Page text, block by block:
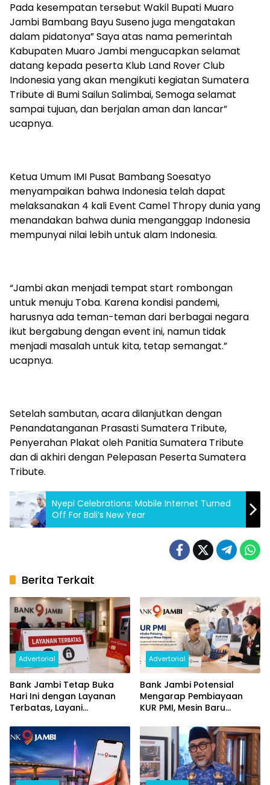
Pada kesempatan tersebut Wakil Bupati Muaro
Jambi Bambang Bayu Suseno juga mengatakan
dalam pidatonya” Saya atas nama pemerintah
Kabupaten Muaro Jambi mengucapkan selamat
datang kepada peserta Klub Land Rover Club
Indonesia yang akan mengikuti kegiatan Sumatera
Tribute di Bumi Sailun Salimbai, Semoga selamat
sampai tujuan, dan berjalan aman dan lancar”
ucapnya.
Ketua Umum IMI Pusat Bambang Soesatyo
menyampaikan bahwa Indonesia telah dapat
melaksanakan 4 kali Event Camel Thropy dunia yang
menandakan bahwa dunia menganggap Indonesia
mempunyai nilai lebih untuk alam Indonesia.
“Jambi akan menjadi tempat start rombongan
untuk menuju Toba. Karena kondisi pandemi,
harusnya ada teman-teman dari berbagai negara
ikut bergabung dengan event ini, namun tidak
menjadi masalah untuk kita, tetap semangat.”
ucapnya.
Setelah sambutan, acara dilanjutkan dengan
Penandatanganan Prasasti Sumatera Tribute,
Penyerahan Plakat oleh Panitia Sumatera Tribute
dan di akhiri dengan Pelepasan Peserta Sumatera
Tribute.
Nyepi Celebrations: Mobile Internet Turned
Off For Bali’s New Year
Berita Terkait
Advertorial
Bank Jambi Tetap Buka
Hari Ini dengan Layanan
Terbatas, Layani
dan Perubahan PIN
Advertorial
Bank Jambi Potensial
Mengarap Pembiayaan
KUR PMI, Mesin Baru
Daerah